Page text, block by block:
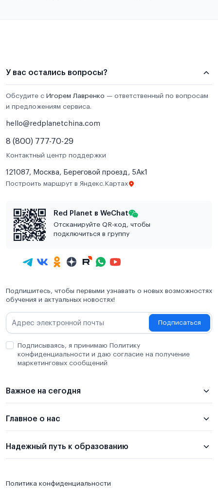
У вас остались вопросы?
Обсудите с Игорем Лавренко — ответственный по вопросам
и предложениям сервиса.
hello@redplanetchina.com
8 (800) 777-70-29
Контактный центр поддержки
121087, Москва, Береговой проезд, 5Ак1
Построить маршрут в Яндекс.Картах
Red Planet в WeChat
Отсканируйте QR-код, чтобы
подключиться в группу
Подпишитесь, чтобы первыми узнавать о новых возможностях
обучения и актуальных новостях!
Подписаться
Подписываясь, я принимаю Политику
конфиденциальности и даю согласие на получение
маркетинговых сообщений
Важное на сегодня
Главное о нас
Надежный путь к образованию
Политика конфиденциальности